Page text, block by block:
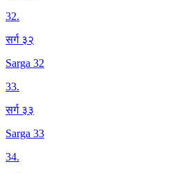
32.
सर्ग ३२
Sarga 32
33.
सर्ग ३३
Sarga 33
34.